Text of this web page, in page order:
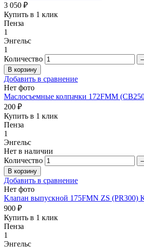
3 050 ₽
Купить в 1 клик
Пенза
1
Энгельс
1
Количество
–
Добавить в сравнение
Нет фото
Маслосъемные колпачки 172FMM
200 ₽
Купить в 1 клик
Пенза
1
Энгельс
Нет в наличии
Количество
–
Добавить в сравнение
Нет фото
Клапан выпускной 175FMN ZS (PR300)
900 ₽
Купить в 1 клик
Пенза
1
Энгельс